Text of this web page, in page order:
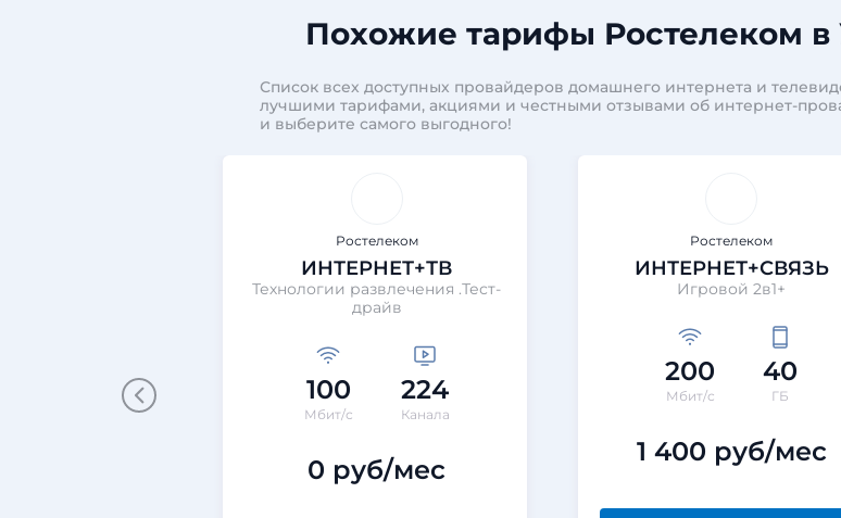
Похожие тарифы Ростелеком в
Список всех доступных провайдеров домашнего интернета и
лучшими тарифами, акциями и честными отзывами об интернет-
и выберите самого выгодного!
Ростелеком
ИНТЕРНЕТ+ТВ
Технологии развлечения .Тест-
драйв
100
Мбит/с
224
Канала
0 руб/мес
Ростелеком
ИНТЕРНЕТ+СВЯЗЬ
Игровой 2в1+
200
Мбит/с
40
ГБ
1 400 руб/мес